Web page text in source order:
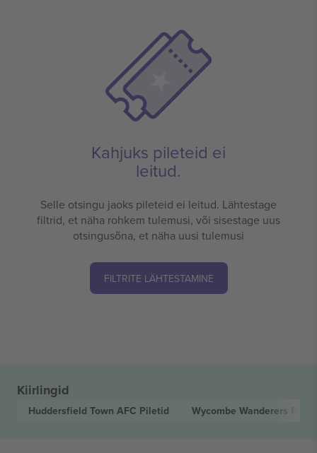
Kahjuks pileteid ei
leitud.
Selle otsingu jaoks pileteid ei leitud. Lähtestage
filtrid, et näha rohkem tulemusi, või sisestage uus
otsingusõna, et näha uusi tulemusi
FILTRITE LÄHTESTAMINE
Kiirlingid
Huddersfield Town AFC Piletid Wycombe Wanderers FC